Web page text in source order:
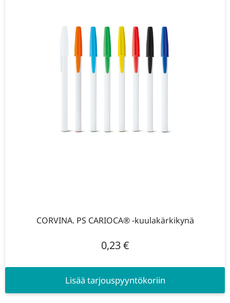
CORVINA. PS CARIOCA® -kuulakärkikynä
0,23€
Lisää tarjouspyyntökoriin